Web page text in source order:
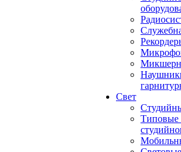
Свет
Типовые